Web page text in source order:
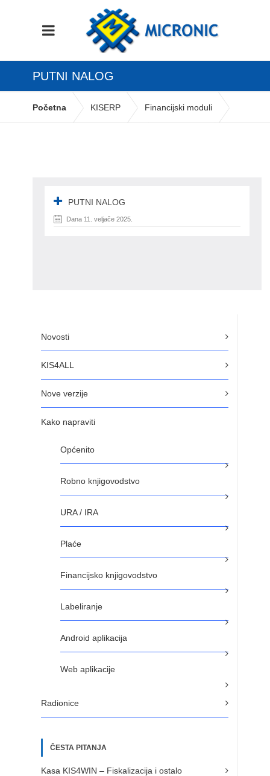
PUTNI NALOG
Početna KISERP Financijski moduli
Novosti
KIS4ALL
Nove verzije
Kako napraviti
Općenito
Robno knjigovodstvo
URA / IRA
Plaće
Financijsko knjigovodstvo
Labeliranje
Android aplikacija
Web aplikacije
Radionice
ČESTA PITANJA
Kasa KIS4WIN – Fiskalizacija i ostalo
PUTNI NALOG
Dana 11. veljače 2025.